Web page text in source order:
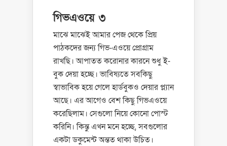
গিভএওয়ে ৩
মাঝে মাঝেই আমার পেজ থেকে প্রিয়
পাঠকদের জন্য গিভ-এওয়ে প্রোগ্রাম
রাখছি। আপাতত করোনার কারনে শুধু ই-
বুক দেয়া হচ্ছে। ভাবিষ্যতে সবকিছু
স্বাভাবিক হয়ে গেলে হার্ডবুকও দেয়ার প্ল্যান
আছে। এর আগেও বেশ কিছু গিভএওয়ে
করেছিলাম। সেগুলো নিয়ে কোনো পোস্ট
করিনি। কিন্তু এখন মনে হচ্ছে, সবগুলোর
একটা ডকুমেন্ট অন্তত থাকা উচিত।